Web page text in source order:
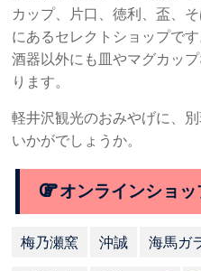
カップ、片口、徳利、盃、
にあるセレクトショップです
酒器以外にも皿やマグカッ
ります。
軽井沢観光のおみやげに、
いかがでしょうか。
オンラインショッ
梅乃瀬窯 沖誠 海馬ガ